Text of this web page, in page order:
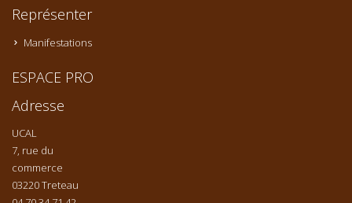
Représenter
Manifestations
ESPACE PRO
Adresse
UCAL
7, rue du
commerce
03220 Treteau